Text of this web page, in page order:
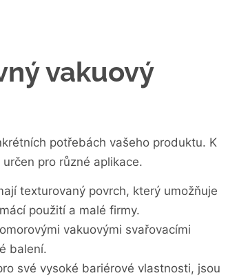
vakuový
potřebách vašeho produktu. K
pro různé aplikace.
texturovaný povrch, který umožňuje
použití a malé firmy.
vakuovými svařovacími
balení.
své vysoké bariérové vlastnosti, jsou